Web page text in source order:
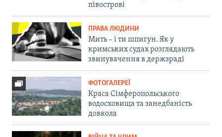
півострові
ПРАВА ЛЮДИНИ
Мить – і ти шпигун. Як у
кримських судах розглядають
звинувачення в держзраді
ФОТОГАЛЕРЕЇ
Краса Сімферопольського
водосховища та занедбаність
довкола